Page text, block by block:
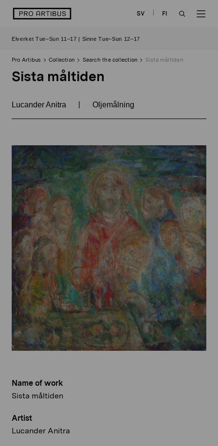
logo SV
FI
Elverket Tue–Sun 11–17 | Sinne Tue–Sun 12–17
Pro Artibus Collection Search the collection Sista måltiden
Sista måltiden
Lucander Anitra | Oljemålning
Name of work
Sista måltiden
Artist
Lucander Anitra